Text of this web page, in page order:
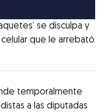
se disculpa y
que le arrebató
in new window
temporalmente
a las diputadas